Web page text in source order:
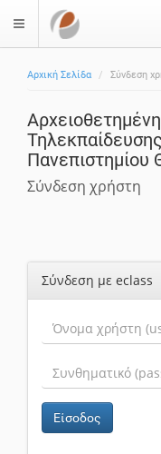
$langMenu
Αρχική Σελίδα Σύνδεση
Τηλεκπαίδευσης
Πανεπιστημίου
Σύνδεση χρήστη
Σύνδεση με eclass
Είσοδος